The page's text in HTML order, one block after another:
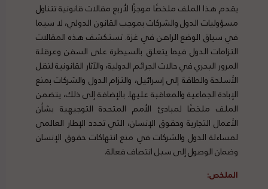
يقدم هذا الملف ملخصًا موجزًا ​​لأربع مقالات قانونية تتناول
مسؤوليات الدول والشركات بموجب القانون الدولي، لا سيما
في سياق الوضع الراهن في غزة. تستكشف هذه المقالات
التزامات الدول فيما يتعلق بالسيطرة على السفن وعرقلة
المرور البحري في حالات الجرائم الدولية، والآثار القانونية لنقل
الأسلحة والطاقة إلى إسرائيل، والتزام الدول والشركات بمنع
الإبادة الجماعية والمعاقبة عليها. بالإضافة إلى ذلك، يتضمن
الملف ملخصًا لمبادئ الأمم المتحدة التوجيهية بشأن
الأعمال التجارية وحقوق الإنسان، التي تحدد الإطار العالمي
لمساءلة الدول والشركات في منع انتهاكات حقوق الإنسان
وضمان الوصول إلى سبل انتصاف فعالة.
الملخص: